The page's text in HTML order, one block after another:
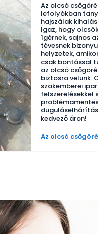
Az olcsó
lefolyókban
hajszálak
Igaz, hogy
ígérnek, sajnos
tévesnek
helyzetek,
csak bontással
az olcsó
biztosra velünk.
szakemberei
felszerelésekkel
kedvező áron!
Az olcsó